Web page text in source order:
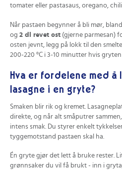
tomater eller pastasaus, oregano,
Når pastaen begynner å bli mør,
og 2 dl revet ost (gjerne parmesan)
osten jevnt, legg på lokk til den
200-220 °C i 3-10 minutter hvis
Hva er fordelene med å
lasagne i en gryte?
Smaken blir rik og kremet.
direkte, og når alt småputrer
intens smak. Du styrer enkelt
tyggemotstand pastaen skal ha.
Én gryte gjør det lett å bruke rester.
grønnsaker du vil få brukt - inn i